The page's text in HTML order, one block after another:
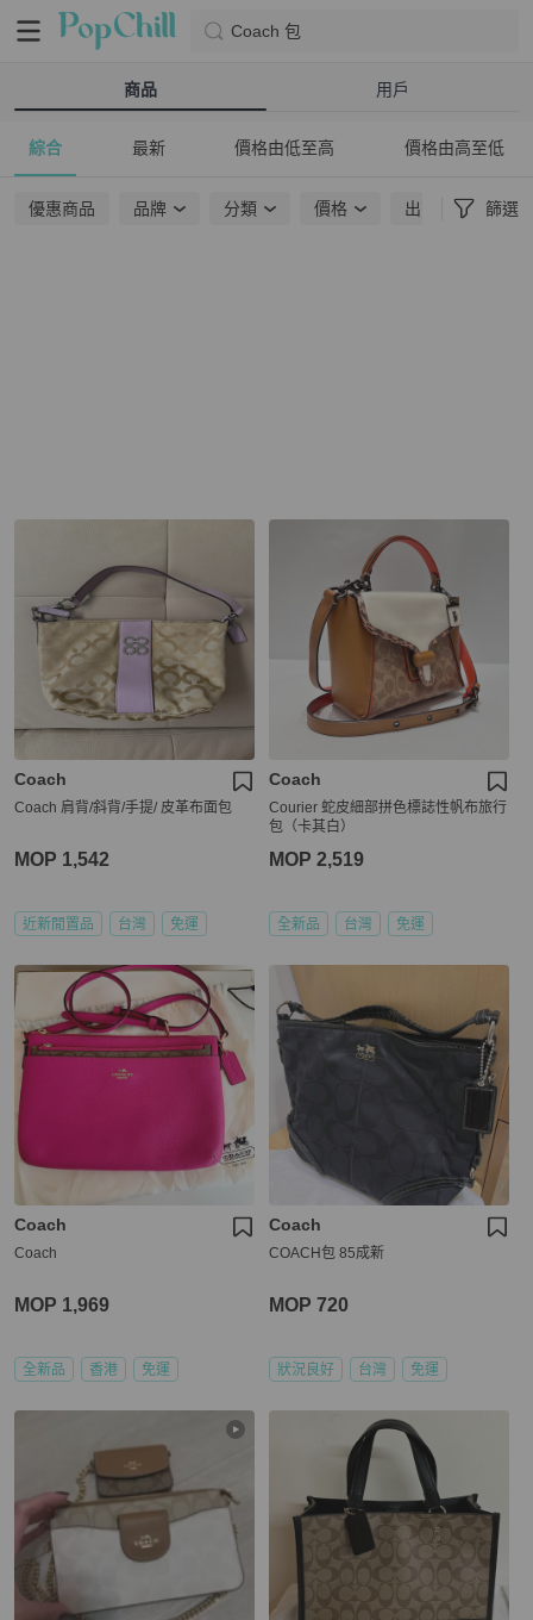
Coach 包
商品 用戶
綜合 最新 價格由低至高 價格由高至低
優惠商品 品牌 分類 價格 出貨地點 篩選
Coach
Coach 肩背/斜背/手提/ 皮革布面包
MOP 1,542
近新閒置品 台灣 免運
Coach
Courier 蛇皮細部拼色標誌性帆布旅行
包（卡其白）
MOP 2,519
全新品 台灣 免運
Coach
Coach
MOP 1,969
全新品 香港 免運
Coach
COACH包 85成新
MOP 720
狀況良好 台灣 免運